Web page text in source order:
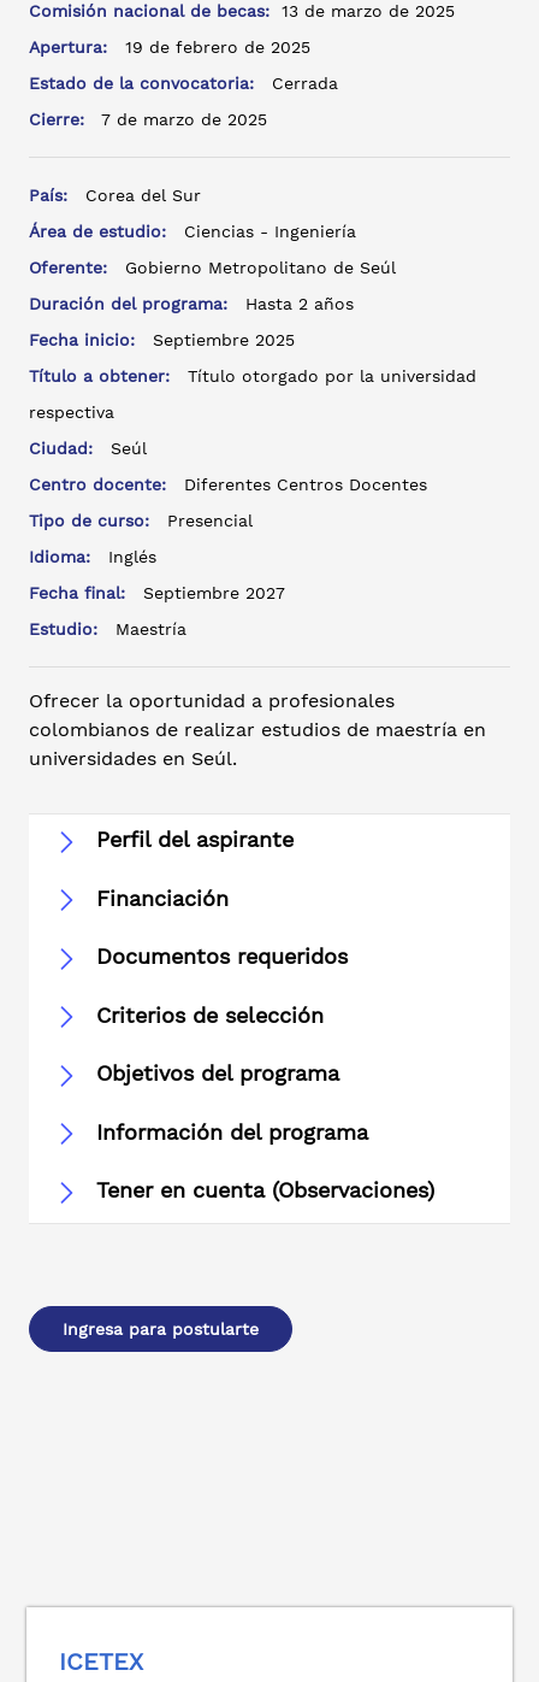
Comisión nacional de becas: 13 de marzo de 2025
Apertura:
19 de febrero de 2025
Estado de la convocatoria:
Cerrada
Cierre:
7 de marzo de 2025
País:
Corea del Sur
Área de estudio:
Ciencias - Ingeniería
Oferente:
Gobierno Metropolitano de Seúl
Duración del programa:
Hasta 2 años
Fecha inicio:
Septiembre 2025
Título a obtener:
Título otorgado por la universidad
respectiva
Ciudad:
Seúl
Centro docente:
Diferentes Centros Docentes
Tipo de curso:
Presencial
Idioma:
Inglés
Fecha final:
Septiembre 2027
Estudio:
Maestría
Ofrecer la oportunidad a profesionales
colombianos de realizar estudios de maestría en
universidades en Seúl.
Perfil del aspirante
Financiación
Documentos requeridos
Criterios de selección
Objetivos del programa
Información del programa
Tener en cuenta (Observaciones)
Ingresa para postularte
ICETEX